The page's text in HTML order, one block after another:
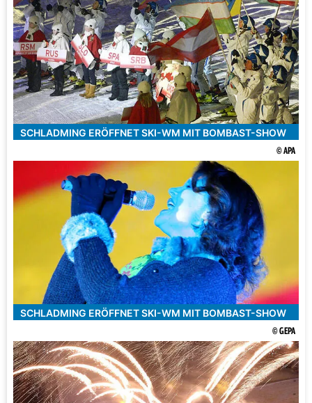
SCHLADMING ERÖFFNET SKI-WM MIT BOMBAST-SHOW
© APA
SCHLADMING ERÖFFNET SKI-WM MIT BOMBAST-SHOW
© GEPA